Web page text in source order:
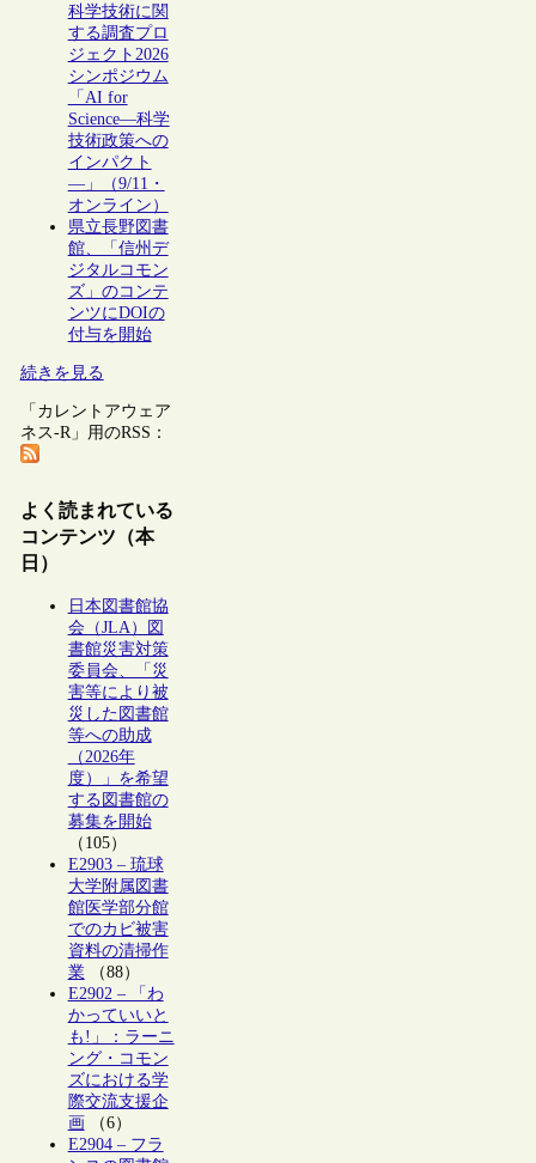
科学技術に関
する調査プロ
ジェクト2026
シンポジウム
「AI for
Science―科学
技術政策への
インパクト
―」（9/11・
オンライン）
県立長野図書
館、「信州デ
ジタルコモン
ズ」のコンテ
ンツにDOIの
付与を開始
続きを見る
「カレントアウェア
ネス-R」用のRSS：
よく読まれている
コンテンツ（本
日）
日本図書館協
会（JLA）図
書館災害対策
委員会、「災
害等により被
災した図書館
等への助成
（2026年
度）」を希望
する図書館の
募集を開始
（105）
E2903 – 琉球
大学附属図書
館医学部分館
でのカビ被害
資料の清掃作
業（88）
E2902 – 「わ
かっていいと
も!」：ラーニ
ング・コモン
ズにおける学
際交流支援企
画 （6）
E2904 – フラ